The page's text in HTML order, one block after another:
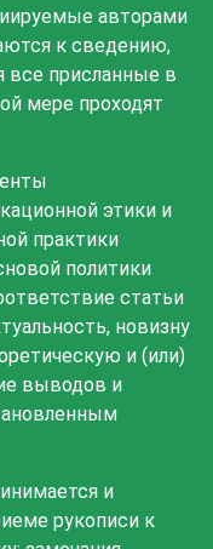
авторами
к сведению,
все присланные в
мере проходят
этики и
практики
политики
статьи
новизну
и (или)
выводов и
и
рукописи к